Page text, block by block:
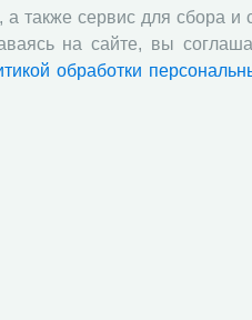
, а также сервис для сбора и
на сайте, вы
обработки